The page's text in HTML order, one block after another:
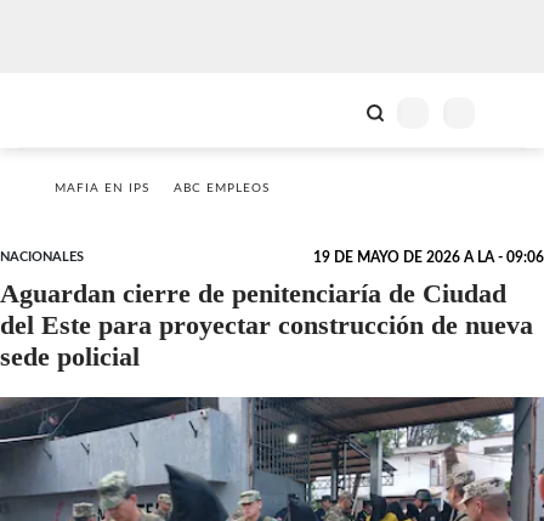
MAFIA EN IPS ABC EMPLEOS
NACIONALES 19 DE MAYO DE 2026 A LA - 09:06
Aguardan cierre de penitenciaría de Ciudad
del Este para proyectar construcción de nueva
sede policial